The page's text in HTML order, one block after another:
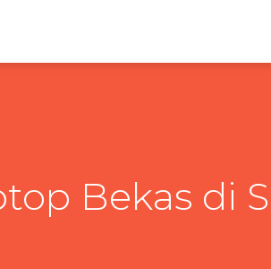
Bekas di